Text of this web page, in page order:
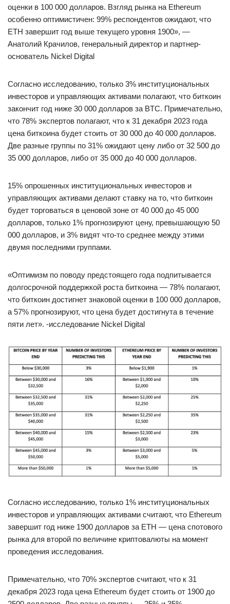
оценки в 100 000 долларов. Взгляд рынка на Ethereum
особенно оптимистичен: 99% респондентов ожидают, что
ETH завершит год выше текущего уровня 1900», —
Анатолий Крачилов, генеральный директор и партнер-
основатель Nickel Digital
Согласно исследованию, только 3% институциональных
инвесторов и управляющих активами полагают, что биткоин
закончит год ниже 30 000 долларов за BTC. Примечательно,
что 78% экспертов полагают, что к 31 декабря 2023 года
цена биткоина будет стоить от 30 000 до 40 000 долларов.
Две разные группы по 31% ожидают цену либо от 32 500 до
35 000 долларов, либо от 35 000 до 40 000 долларов.
15% опрошенных институциональных инвесторов и
управляющих активами делают ставку на то, что биткоин
будет торговаться в ценовой зоне от 40 000 до 45 000
долларов, только 1% прогнозируют цену, превышающую 50
000 долларов, и 3% видят что-то среднее между этими
двумя последними группами.
«Оптимизм по поводу предстоящего года подпитывается
долгосрочной поддержкой роста биткоина — 78% полагают,
что биткоин достигнет знаковой оценки в 100 000 долларов,
а 57% прогнозируют, что цена будет достигнута в течение
пяти лет». -исследование Nickel Digital
Согласно исследованию, только 1% институциональных
инвесторов и управляющих активами считают, что Ethereum
завершит год ниже 1900 долларов за ETH — цена спотового
рынка для второй по величине криптовалюты на момент
проведения исследования.
Примечательно, что 70% экспертов считают, что к 31
декабря 2023 года цена Ethereum будет стоить от 1900 до